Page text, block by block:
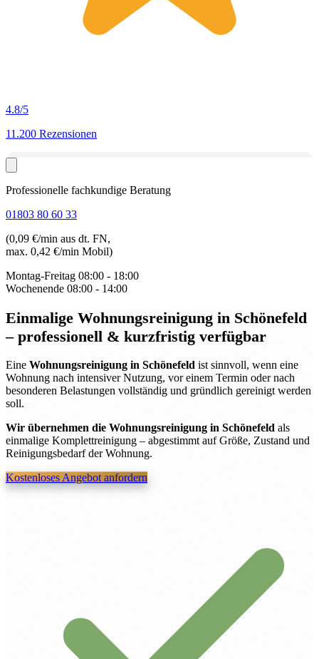
4.8/5
11.200 Rezensionen
Professionelle fachkundige Beratung
01803 80 60 33
(0,09 €/min aus dt. FN,
max. 0,42 €/min Mobil)
Montag-Freitag 08:00 - 18:00
Wochenende 08:00 - 14:00
Einmalige Wohnungsreinigung in Schönefeld
– professionell & kurzfristig verfügbar
Eine Wohnungsreinigung in Schönefeld ist sinnvoll, wenn eine
Wohnung nach intensiver Nutzung, vor einem Termin oder nach
besonderen Belastungen vollständig und gründlich gereinigt werden
soll.
Wir übernehmen die Wohnungsreinigung in Schönefeld als
einmalige Komplettreinigung – abgestimmt auf Größe, Zustand und
Reinigungsbedarf der Wohnung.
Kostenloses Angebot anfordern